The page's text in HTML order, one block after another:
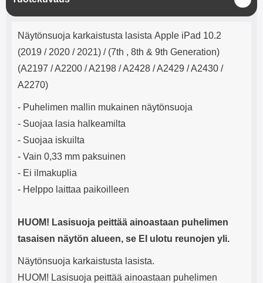
mha Kuunteluaika: noin 4 tuntia
Input: AC100-240V 50/60Hz 0.8A
Max Output: USB: DC5V/3.0A
(18W) Type-C: 5V/3A (PD15W)
9V/2.22A (PD20W)
5V/3A Max Maximum output:
u
l
Tuotekuvaus
Näytönsuoja karkaistusta lasista Apple iPad 10.2
(2019 / 2020 / 2021) / (7th , 8th & 9th Generation)
(A2197 / A2200 / A2198 / A2428 / A2429 / A2430 /
A2270)
- Puhelimen mallin mukainen näytönsuoja
- Suojaa lasia halkeamilta
- Suojaa iskuilta
- Vain 0,33 mm paksuinen
- Ei ilmakuplia
- Helppo laittaa paikoilleen
HUOM! Lasisuoja peittää ainoastaan puhelimen
tasaisen näytön alueen, se EI ulotu reunojen yli.
Näytönsuoja karkaistusta lasista.
HUOM! Lasisuoja peittää ainoastaan puhelimen